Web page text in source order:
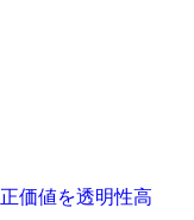
価値を透明性高